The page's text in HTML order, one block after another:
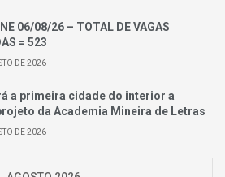
06/08/26 – TOTAL DE VAGAS
= 523
DE 2026
a primeira cidade do interior a
da Academia Mineira de Letras
DE 2026